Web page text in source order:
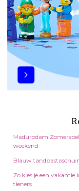
Madurodam
weekend
Blauw
Zo kies je een
tieners